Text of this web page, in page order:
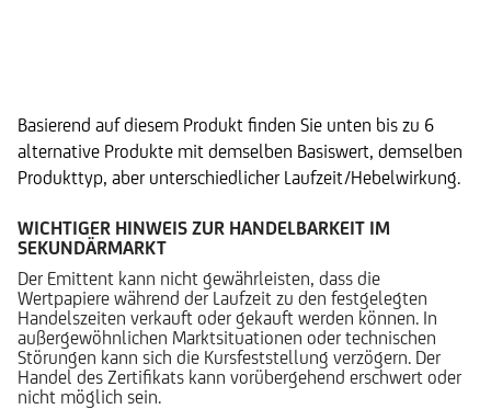
Basierend auf diesem Produkt finden Sie unten bis zu 6
alternative Produkte mit demselben Basiswert, demselben
Produkttyp, aber unterschiedlicher Laufzeit/Hebelwirkung.
WICHTIGER HINWEIS ZUR HANDELBARKEIT IM
SEKUNDÄRMARKT
Der Emittent kann nicht gewährleisten, dass die
Wertpapiere während der Laufzeit zu den festgelegten
Handelszeiten verkauft oder gekauft werden können. In
außergewöhnlichen Marktsituationen oder technischen
Störungen kann sich die Kursfeststellung verzögern. Der
Handel des Zertifikats kann vorübergehend erschwert oder
nicht möglich sein.